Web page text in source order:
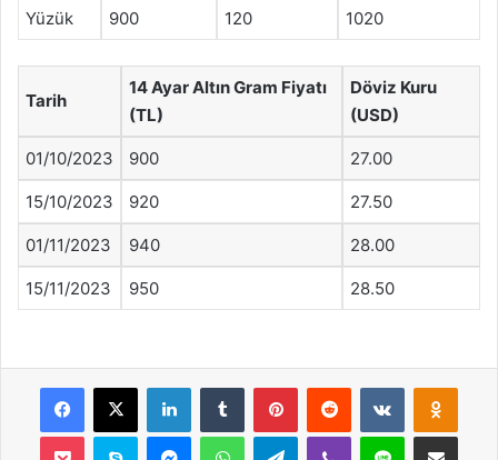
Yüzük 900 120 1020
Tarih
14 Ayar Altın Gram Fiyatı
(TL)
Döviz Kuru
(USD)
01/10/2023 900 27.00
15/10/2023 920 27.50
01/11/2023 940 28.00
15/11/2023 950 28.50
Facebook
X LinkedInTumblr PinterestReddit VKontakte
Pocket Skype MessengerWhatsAppTelegramViber Line E-Posta ile